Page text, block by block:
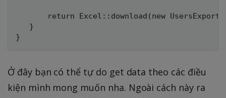
return Excel::download(new
   }
Ở đây bạn có thể tự do get data theo các điều
kiện mình mong muốn nha. Ngoài cách này ra